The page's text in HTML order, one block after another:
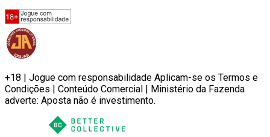
+18 | Jogue com responsabilidade Aplicam-se os Termos e
Condições | Conteúdo Comercial | Ministério da Fazenda
adverte: Aposta não é investimento.